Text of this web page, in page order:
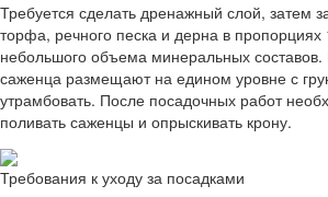
Требуется сделать дренажный слой, затем
торфа, речного песка и дерна в пропорциях
небольшого объема минеральных
саженца размещают на едином уровне с
утрамбовать. После посадочных работ
поливать саженцы и опрыскивать крону.
Требования к уходу за посадками